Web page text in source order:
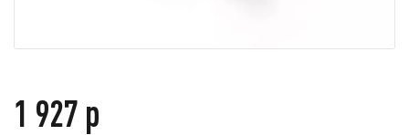
1 927 р